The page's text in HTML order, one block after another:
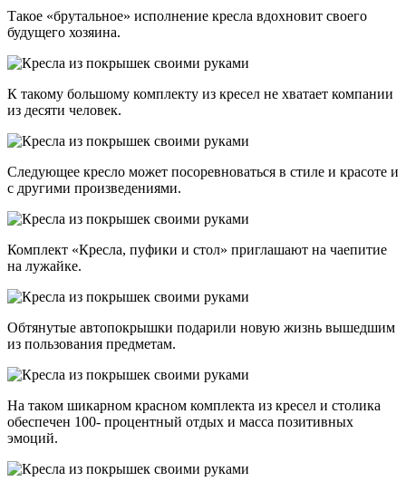
Такое «брутальное» исполнение кресла вдохновит своего
будущего хозяина.
К такому большому комплекту из кресел не хватает компании
из десяти человек.
Следующее кресло может посоревноваться в стиле и красоте и
с другими произведениями.
Комплект «Кресла, пуфики и стол» приглашают на чаепитие
на лужайке.
Обтянутые автопокрышки подарили новую жизнь вышедшим
из пользования предметам.
На таком шикарном красном комплекта из кресел и столика
обеспечен 100- процентный отдых и масса позитивных
эмоций.